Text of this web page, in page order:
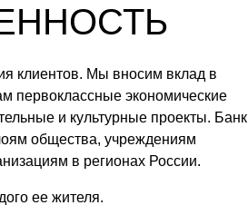
клиентов. Мы вносим вклад в
первоклассные экономические
и культурные проекты. Банк
общества, учреждениям
в регионах России.
ее жителя.